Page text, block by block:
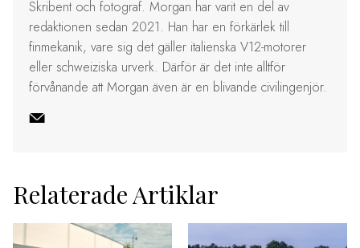
Skribent och fotograf. Morgan har varit en del av
redaktionen sedan 2021. Han har en förkärlek till
finmekanik, vare sig det gäller italienska V12-motorer
eller schweiziska urverk. Därför är det inte alltför
förvånande att Morgan även är en blivande civilingenjör.
Relaterade Artiklar